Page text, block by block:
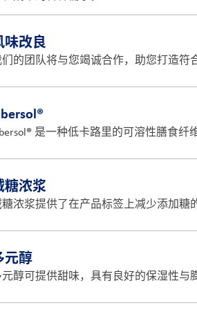
味改良
们的团队将与您竭诚合作，助您打造符
® 是一种低卡路里的可溶性膳食纤
糖浓浆
糖浓浆提供了在产品标签上减少添加糖
元醇
元醇可提供甜味，具有良好的保湿性与